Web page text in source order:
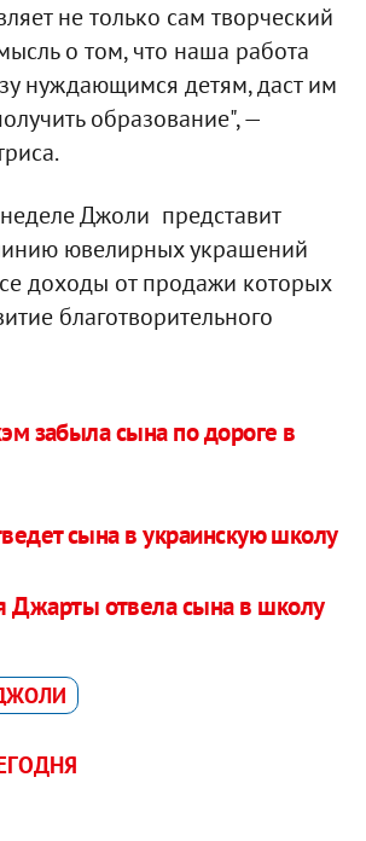
не только сам творческий
о том, что наша работа
нуждающимся детям, даст им
образование", —
Джоли представит
ювелирных украшений
доходы от продажи которых
благотворительного
забыла сына по дороге в
сына в украинскую школу
Джарты отвела сына в школу